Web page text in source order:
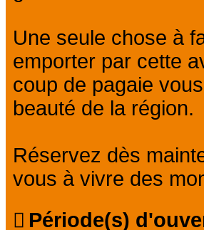
Une seule chose à
emporter par cette
coup de pagaie
beauté de la région.
Réservez dès
vous à vivre des
Période(s)